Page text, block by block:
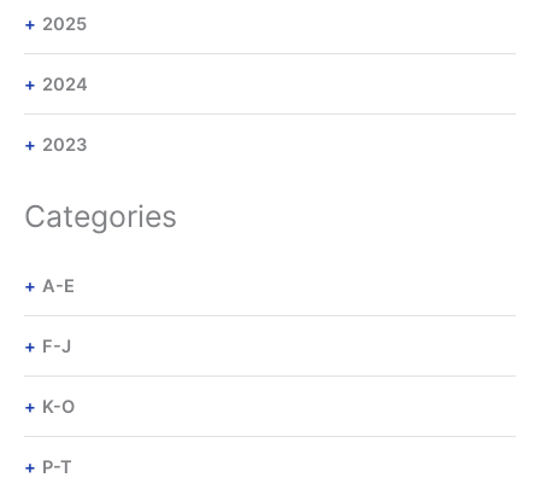
2025
2024
2023
Categories
A-E
F-J
K-O
P-T